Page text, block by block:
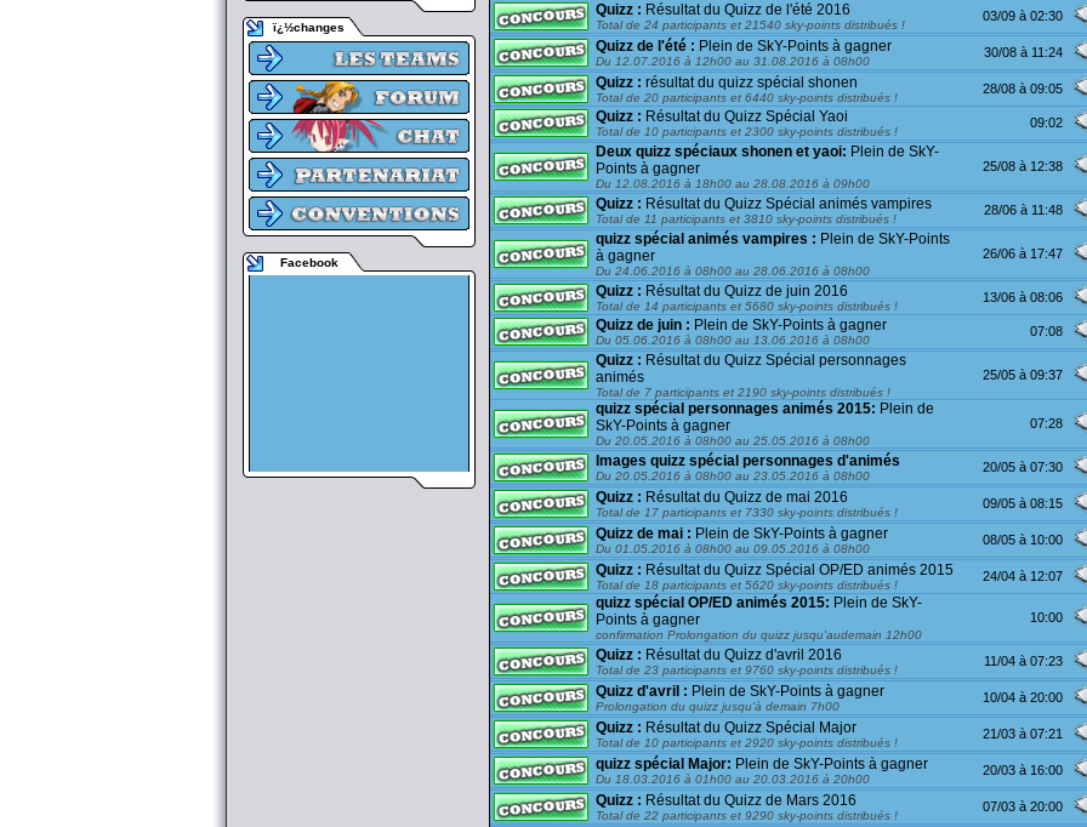
ï¿½changes
Facebook
Quizz : Résultat du Quizz de l'été 2016
Total de 24 participants et 21540 sky-points distribués !
03/09 à 02:30
Quizz de l'été : Plein de SkY-Points à gagner
Du 12.07.2016 à 12h00 au 31.08.2016 à 08h00
30/08 à 11:24
Quizz : résultat du quizz spécial shonen
Total de 20 participants et 6440 sky-points distribués !
28/08 à 09:05
Quizz : Résultat du Quizz Spécial Yaoi
Total de 10 participants et 2300 sky-points distribués !
09:02
Deux quizz spéciaux shonen et yaoi: Plein de SkY-
Points à gagner
Du 12.08.2016 à 18h00 au 28.08.2016 à 09h00
25/08 à 12:38
Quizz : Résultat du Quizz Spécial animés vampires
Total de 11 participants et 3810 sky-points distribués !
28/06 à 11:48
quizz spécial animés vampires : Plein de SkY-Points
à gagner
Du 24.06.2016 à 08h00 au 28.06.2016 à 08h00
26/06 à 17:47
Quizz : Résultat du Quizz de juin 2016
Total de 14 participants et 5680 sky-points distribués !
13/06 à 08:06
Quizz de juin : Plein de SkY-Points à gagner
Du 05.06.2016 à 08h00 au 13.06.2016 à 08h00
07:08
Quizz : Résultat du Quizz Spécial personnages
animés
Total de 7 participants et 2190 sky-points distribués !
25/05 à 09:37
quizz spécial personnages animés 2015: Plein de
SkY-Points à gagner
Du 20.05.2016 à 08h00 au 25.05.2016 à 08h00
07:28
Images quizz spécial personnages d'animés
Du 20.05.2016 à 08h00 au 23.05.2016 à 08h00
20/05 à 07:30
Quizz : Résultat du Quizz de mai 2016
Total de 17 participants et 7330 sky-points distribués !
09/05 à 08:15
Quizz de mai : Plein de SkY-Points à gagner
Du 01.05.2016 à 08h00 au 09.05.2016 à 08h00
08/05 à 10:00
Quizz : Résultat du Quizz Spécial OP/ED animés 2015
Total de 18 participants et 5620 sky-points distribués !
24/04 à 12:07
quizz spécial OP/ED animés 2015: Plein de SkY-
Points à gagner
confirmation Prolongation du quizz jusqu'audemain 12h00
10:00
Quizz : Résultat du Quizz d'avril 2016
Total de 23 participants et 9760 sky-points distribués !
11/04 à 07:23
Quizz d'avril : Plein de SkY-Points à gagner
Prolongation du quizz jusqu'à demain 7h00
10/04 à 20:00
Quizz : Résultat du Quizz Spécial Major
Total de 10 participants et 2920 sky-points distribués !
21/03 à 07:21
quizz spécial Major: Plein de SkY-Points à gagner
Du 18.03.2016 à 01h00 au 20.03.2016 à 20h00
20/03 à 16:00
Quizz : Résultat du Quizz de Mars 2016
Total de 22 participants et 9290 sky-points distribués !
07/03 à 20:00